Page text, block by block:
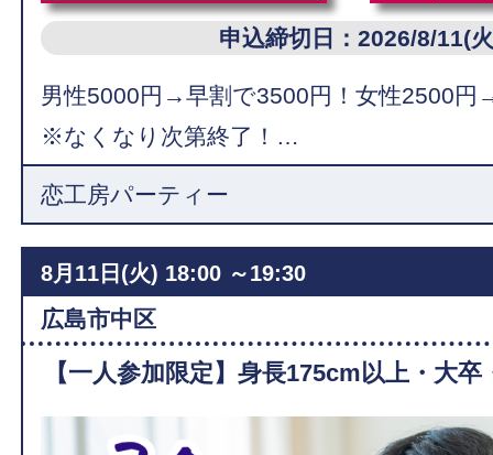
申込締切日：2026/8/11(
男性5000円→早割で3500円！女性2500円
※なくなり次第終了！…
恋工房パーティー
8月11日(火) 18:00 ～19:30
広島市中区
【一人参加限定】身長175cm以上・大